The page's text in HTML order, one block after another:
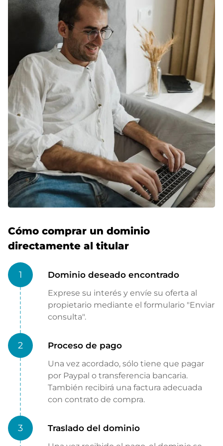
Cómo comprar un dominio
directamente al titular
1 Dominio deseado encontrado
Exprese su interés y envíe su oferta al
propietario mediante el formulario "Enviar
consulta".
2 Proceso de pago
Una vez acordado, sólo tiene que pagar
por Paypal o transferencia bancaria.
También recibirá una factura adecuada
con contrato de compra.
3 Traslado del dominio